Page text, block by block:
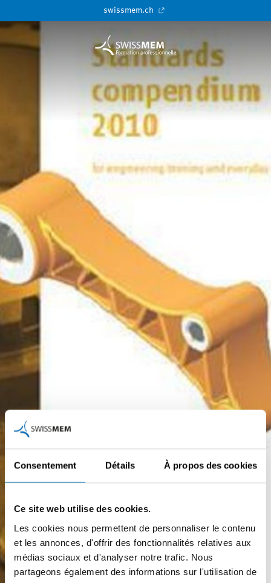
Consentement Détails À propos des cookies
Ce site web utilise des cookies.
Les cookies nous permettent de personnaliser le contenu
et les annonces, d'offrir des fonctionnalités relatives aux
médias sociaux et d'analyser notre trafic. Nous
partageons également des informations sur l'utilisation de
swissmem.ch